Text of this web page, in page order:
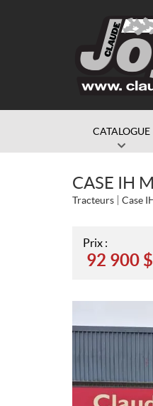
CATALOGUE
CASE IH
Tracteurs Case
Prix :
92 900 $